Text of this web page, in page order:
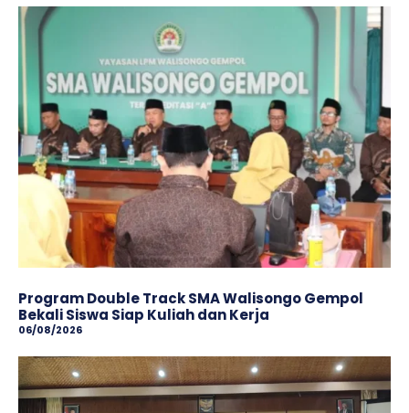
Program Double Track SMA Walisongo Gempol
Bekali Siswa Siap Kuliah dan Kerja
06/08/2026